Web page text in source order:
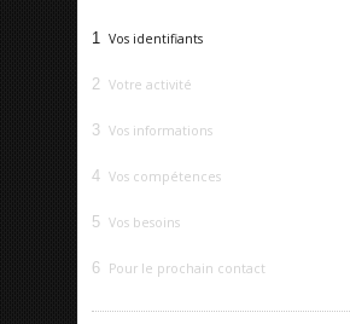
1 Vos identifiants
2 Votre activité
3 Vos informations
4 Vos compétences
5 Vos besoins
6 Pour le prochain contact